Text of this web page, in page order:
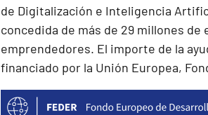
de Digitalización e Inteligencia
concedida de más de 29 millones
emprendedores. El importe de la
financiado por la Unión Europea,